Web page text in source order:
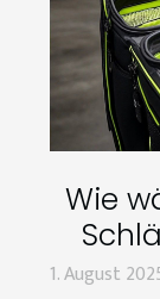
Wie
1. August